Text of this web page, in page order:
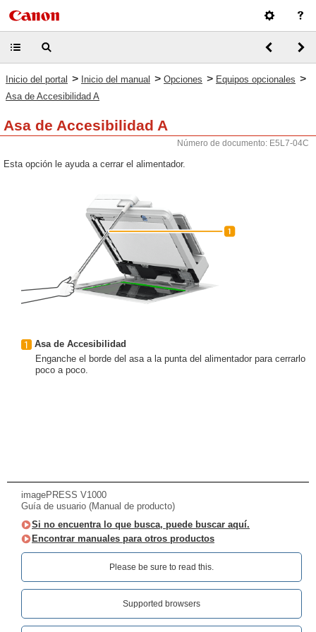
Inicio del portal > Inicio del manual > Opciones > Equipos opcionales >
Asa de Accesibilidad A
Asa de Accesibilidad A
Número de documento: E5L7-04C
Esta opción le ayuda a cerrar el alimentador.
Asa de Accesibilidad
Enganche el borde del asa a la punta del alimentador para cerrarlo
poco a poco.
imagePRESS V1000
Guía de usuario (Manual de producto)
Si no encuentra lo que busca, puede buscar aquí.
Encontrar manuales para otros productos
Please be sure to read this.‎
Supported browsers